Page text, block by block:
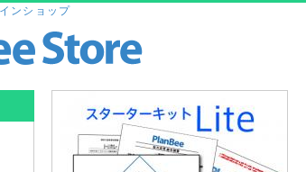
ンショップ